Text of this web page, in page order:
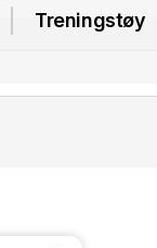
Treningstøy